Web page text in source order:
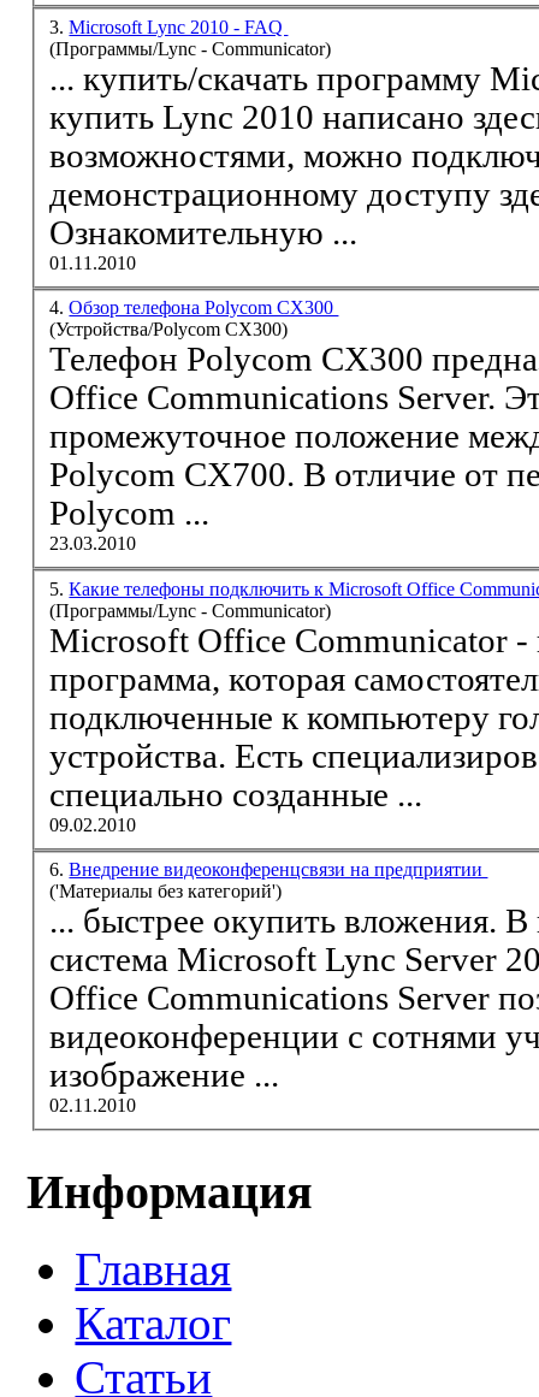
3.Microsoft Lync 2010 - FAQ
(Программы/Lync - Communicator)
...купить
купить Lync 2010 написано
возможностями, можно
демонстрационному доступу
Ознакомительную ...
01.11.2010
4.Обзор телефона Polycom CX300
(Устройства/Polycom CX300)
Телефон Polycom CX300
Office Communications Server.
промежуточное положение
Polycom CX700. В отличие от
Polycom ...
23.03.2010
5.Какие телефоны подключить к Microsoft Office
(Программы/Lync - Communicator)
Microsoft Office Communicator -
программа, которая
подключенные к компьютеру
устройства. Есть
специально созданные ...
09.02.2010
6.Внедрение видеоконференцсвязи на предприятии
('Материалы без категорий')
... быстрее окупить вложения. В настоящее время
система Microsoft Lync Server 2010 - последняя
Office Communications Server позволяет создавать
видеоконференции с сотнями участников, выводить
изображение ...
02.11.2010
Информация
Главная
Каталог
Статьи